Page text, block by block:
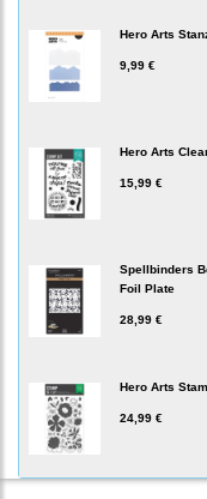
Hero Arts
9,99 €
Hero Arts
15,99 €
Spellbinders
Foil Plate
28,99 €
Hero Arts
24,99 €